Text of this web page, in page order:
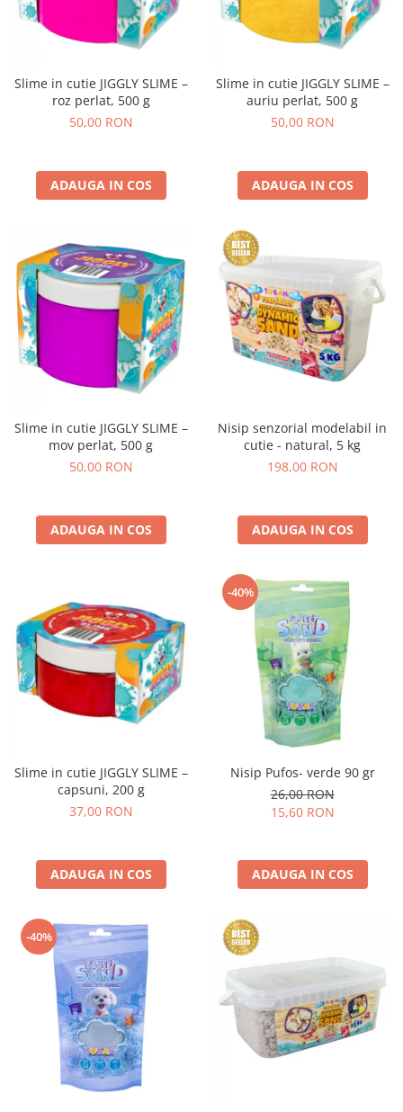
Slime in cutie JIGGLY SLIME –
roz perlat, 500 g
50,00 RON
ADAUGA IN COS
Slime in cutie JIGGLY SLIME –
auriu perlat, 500 g
50,00 RON
ADAUGA IN COS
Slime in cutie JIGGLY SLIME –
mov perlat, 500 g
50,00 RON
ADAUGA IN COS
Nisip senzorial modelabil in
cutie - natural, 5 kg
198,00 RON
ADAUGA IN COS
Slime in cutie JIGGLY SLIME –
capsuni, 200 g
37,00 RON
ADAUGA IN COS
-40%
Nisip Pufos- verde 90 gr
26,00 RON
15,60 RON
ADAUGA IN COS
-40%